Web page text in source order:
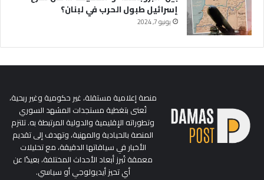
إسرائيل طبول الحرب في لبنان؟
يونيو 7, 2024
منصة إعلامية مستقلة، غير حكومية وغير ربحية،
تُعنى بتغطية مستجدات المشهد السوري
وتطوراته الإقليمية والدولية المرتبطة به. تلتزم
المنصة بالحيادية والمهنية، وتهدف إلى تقديم
الأخبار في سياقاتها الدقيقة، مع تحليلات
معمقة تُبرز أبعاد الأحداث المختلفة، بعيدًا عن
أي تحيز أيديولوجي أو سياسي.